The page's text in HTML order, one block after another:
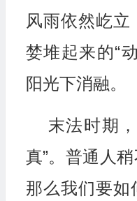
风雨依然屹
婪堆起来的“
阳光下消融。
末法时期
真”。普通人
那么我们要如